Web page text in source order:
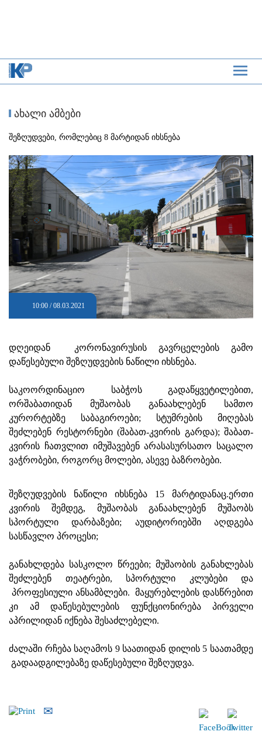
ახალი ამბები
შეზღუდვები, რომლებიც 8 მარტიდან იხსნება
10:00 / 08.03.2021
დღეიდან კორონავირუსის გავრცელების გამო
დაწესებული შეზღუდვების ნაწილი იხსნება.
საკოორდინაციო საბჭოს გადაწყვეტილებით,
ორშაბათიდან მუშაობას განაახლებენ სამთო
კურორტებზე საბაგიროები; სტუმრების მიღებას
შეძლებენ რესტორნები (შაბათ-კვირის გარდა); შაბათ-
კვირის ჩათვლით იმუშავებენ არასასურსათო საცალო
ვაჭრობები, როგორც მოლები, ასევე ბაზრობები.
შეზღუდვების ნაწილი იხსნება 15 მარტიდანაც.ერთი
კვირის შემდეგ, მუშაობას განაახლებენ მუშაობს
სპორტული დარბაზები; აუდიტორიებში აღდგება
სასწავლო პროცესი;
განახლდება სასკოლო წრეები; მუშაობის განახლებას
შეძლებენ თეატრები, სპორტული კლუბები და
პროფესიული ანსამბლები. მაყურებლების დასწრებით
კი ამ დაწესებულების ფუნქციონირება პირველი
აპრილიდან იქნება შესაძლებელი.
ძალაში რჩება საღამოს 9 საათიდან დილის 5 საათამდე
გადაადგილებაზე დაწესებული შეზღუდვა.